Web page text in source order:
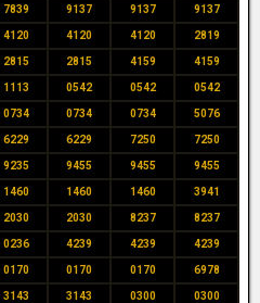
7839 9137 9137 9137
4120 4120 4120 2819
2815 2815 4159 4159
1113 0542 0542 0542
0734 0734 0734 5076
6229 6229 7250 7250
9235 9455 9455 9455
1460 1460 1460 3941
2030 2030 8237 8237
0236 4239 4239 4239
0170 0170 0170 6978
3143 3143 0300 0300